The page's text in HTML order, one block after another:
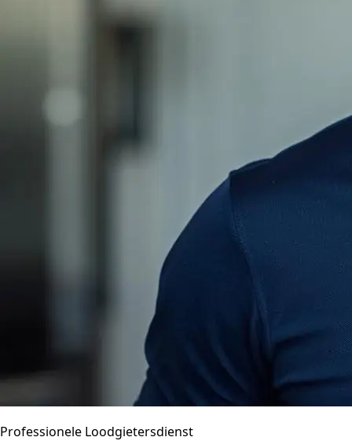
Professionele Loodgietersdienst